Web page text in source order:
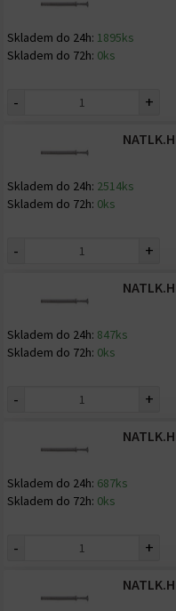
Skladem do 24h: 1895ks
Skladem do 72h: 0ks
- +
Skladem do 24h: 2514ks
Skladem do 72h: 0ks
- +
Skladem do 24h: 847ks
Skladem do 72h: 0ks
- +
Skladem do 24h: 687ks
Skladem do 72h: 0ks
- +